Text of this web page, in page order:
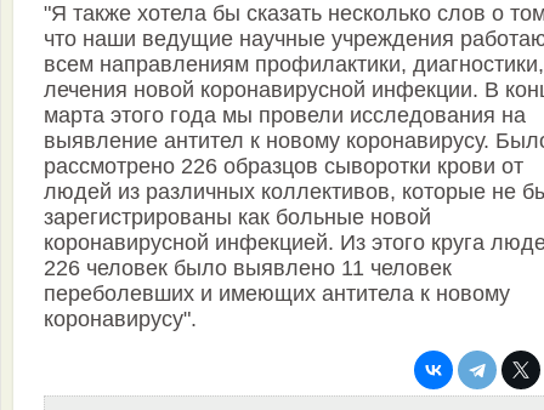
"Я также хотела бы сказать несколько слов о
что наши ведущие научные учреждения
всем направлениям профилактики,
лечения новой коронавирусной инфекции. В
марта этого года мы провели исследования на
выявление антител к новому коронавирусу.
рассмотрено 226 образцов сыворотки крови от
людей из различных коллективов, которые не
зарегистрированы как больные новой
коронавирусной инфекцией. Из этого круга
226 человек было выявлено 11 человек
переболевших и имеющих антитела к новому
коронавирусу".